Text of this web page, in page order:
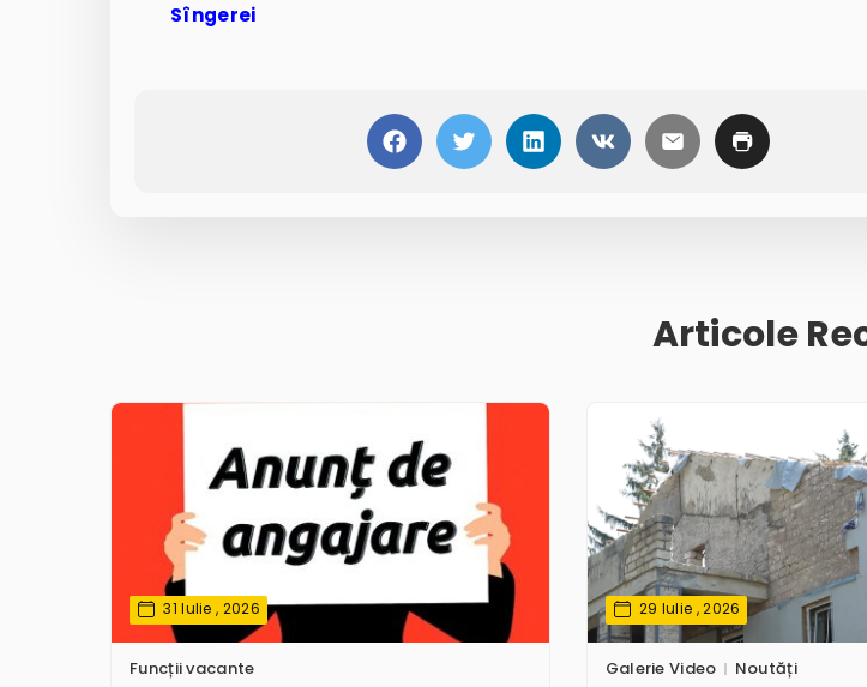
Sîngerei
Articole
31 Iulie , 2026
Funcții vacante
29 Iulie , 2026
Galerie Video Noutăți